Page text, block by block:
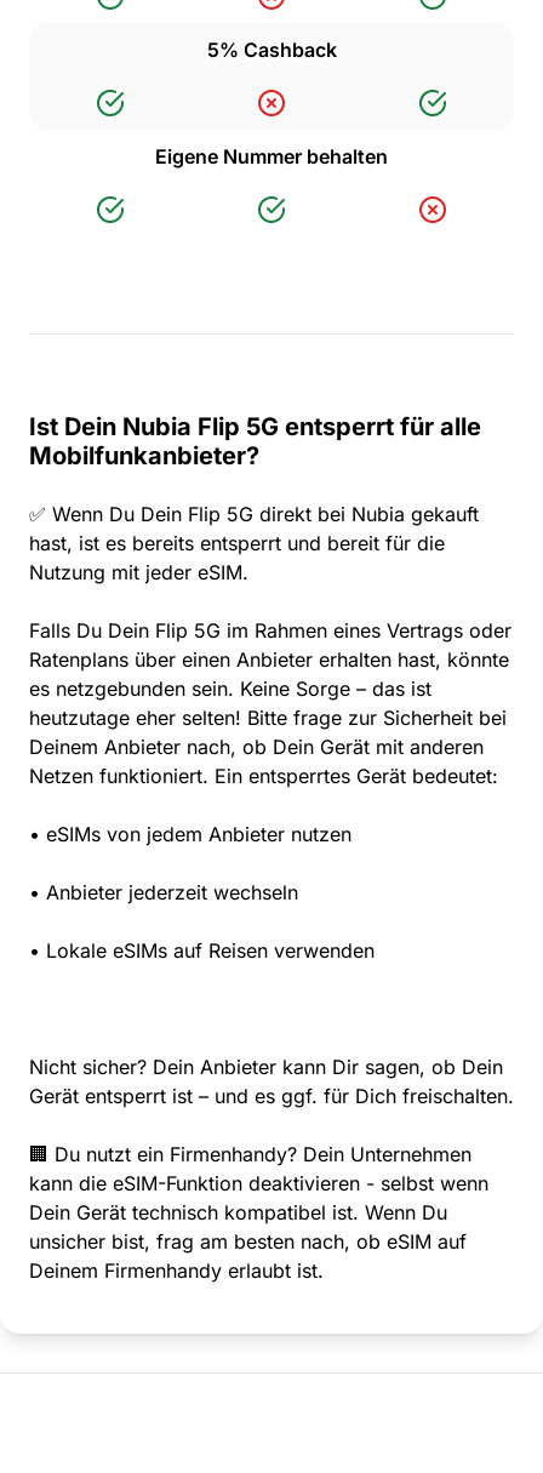
5% Cashback
Eigene Nummer behalten
Ist Dein Nubia Flip 5G entsperrt für alle
Mobilfunkanbieter?
✅ Wenn Du Dein Flip 5G direkt bei Nubia gekauft
hast, ist es bereits entsperrt und bereit für die
Nutzung mit jeder eSIM.
Falls Du Dein Flip 5G im Rahmen eines Vertrags oder
Ratenplans über einen Anbieter erhalten hast, könnte
es netzgebunden sein. Keine Sorge – das ist
heutzutage eher selten! Bitte frage zur Sicherheit bei
Deinem Anbieter nach, ob Dein Gerät mit anderen
Netzen funktioniert. Ein entsperrtes Gerät bedeutet:
• eSIMs von jedem Anbieter nutzen
• Anbieter jederzeit wechseln
• Lokale eSIMs auf Reisen verwenden
Nicht sicher? Dein Anbieter kann Dir sagen, ob Dein
Gerät entsperrt ist – und es ggf. für Dich freischalten.
🏢 Du nutzt ein Firmenhandy? Dein Unternehmen
kann die eSIM-Funktion deaktivieren - selbst wenn
Dein Gerät technisch kompatibel ist. Wenn Du
unsicher bist, frag am besten nach, ob eSIM auf
Deinem Firmenhandy erlaubt ist.